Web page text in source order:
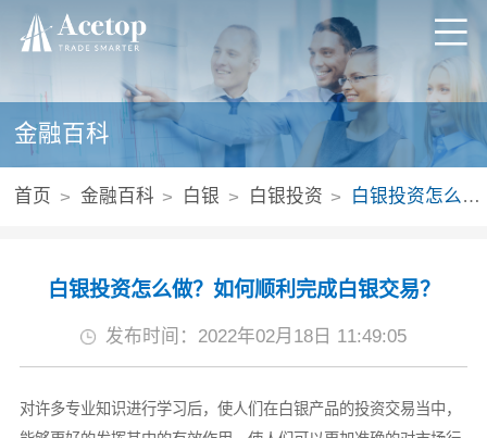
金融百科
首页 金融百科 白银 白银投资 白银投资怎么做？如何顺利完成白银交易？
白银投资怎么做？如何顺利完成白银交易？
发布时间：2022年02月18日 11:49:05
对许多专业知识进行学习后，使人们在白银产品的投资交易当中，